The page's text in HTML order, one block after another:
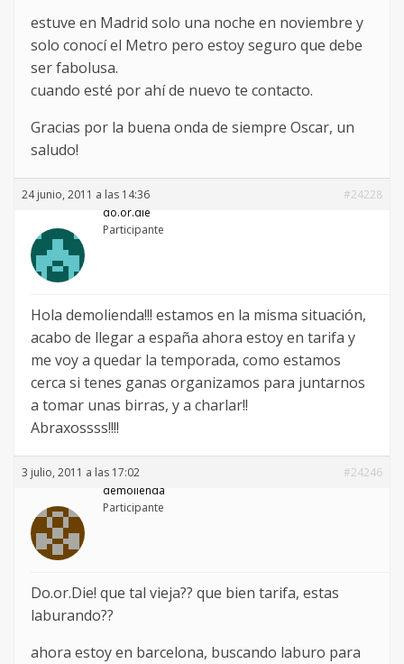
estuve en Madrid solo una noche en noviembre y
solo conocí el Metro pero estoy seguro que debe
ser fabolusa.
cuando esté por ahí de nuevo te contacto.
Gracias por la buena onda de siempre Oscar, un
saludo!
24 junio, 2011 a las 14:36
#24228
do.or.die
Participante
Hola demolienda!!! estamos en la misma situación,
acabo de llegar a españa ahora estoy en tarifa y
me voy a quedar la temporada, como estamos
cerca si tenes ganas organizamos para juntarnos
a tomar unas birras, y a charlar!!
Abraxossss!!!!
3 julio, 2011 a las 17:02
#24246
demolienda
Participante
Do.or.Die! que tal vieja?? que bien tarifa, estas
laburando??
ahora estoy en barcelona, buscando laburo para